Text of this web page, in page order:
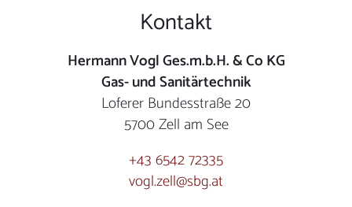
Kontakt
Hermann Vogl Ges.m.b.H. & Co KG
Gas- und Sanitärtechnik
Loferer Bundesstraße 20
5700 Zell am See
+43 6542 72335
vogl.zell@sbg.at